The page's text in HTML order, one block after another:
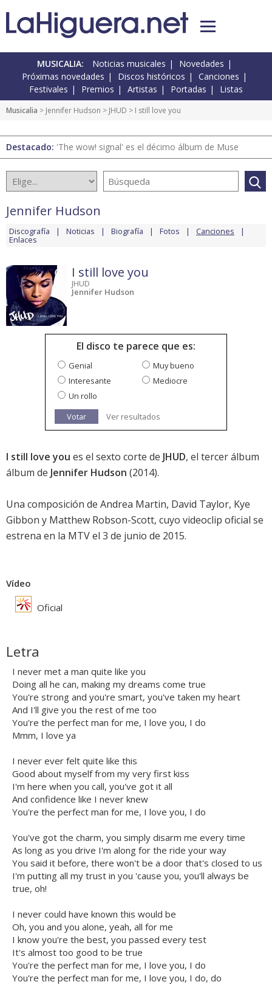
MUSICALIA: Noticias musicales
Novedades
Próximas novedades
Discos históricos
Canciones
Festivales
Premios Artistas Portadas Listas
Musicalia > Jennifer Hudson > JHUD > I still love you
Destacado: 'The wow! signal' es el décimo álbum de Muse
Jennifer Hudson
Discografía Noticias Biografía Fotos Canciones
Enlaces
I still love you
JHUD
Jennifer Hudson
El disco te parece que es:
Genial
Muy bueno
Interesante
Mediocre
Un rollo
Votar
Ver resultados
I still love you es el sexto corte de JHUD, el tercer álbum
álbum de Jennifer Hudson (2014).
Una composición de Andrea Martin, David Taylor, Kye
Gibbon y Matthew Robson-Scott, cuyo videoclip oficial se
estrena en la MTV el 3 de junio de 2015.
Vídeo
Oficial
Letra
I never met a man quite like you
Doing all he can, making my dreams come true
You're strong and you're smart, you've taken my heart
And I'll give you the rest of me too
You're the perfect man for me, I love you, I do
Mmm, I love ya
I never ever felt quite like this
Good about myself from my very first kiss
I'm here when you call, you've got it all
And confidence like I never knew
You're the perfect man for me, I love you, I do
You've got the charm, you simply disarm me every time
As long as you drive I'm along for the ride your way
You said it before, there won't be a door that's closed to us
I'm putting all my trust in you 'cause you, you'll always be
true, oh!
I never could have known this would be
Oh, you and you alone, yeah, all for me
I know you're the best, you passed every test
It's almost too good to be true
You're the perfect man for me, I love you, I do
You're the perfect man for me, I love you, I do, do